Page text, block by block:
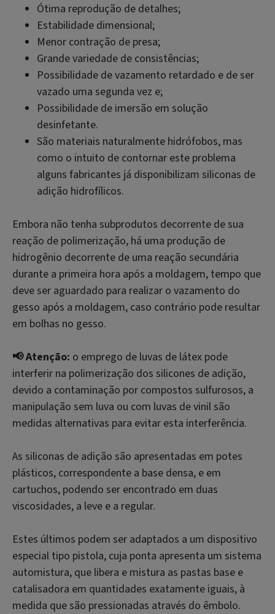
Ótima reprodução de detalhes;
Estabilidade dimensional;
Menor contração de presa;
Grande variedade de consistências;
Possibilidade de vazamento retardado e de ser
vazado uma segunda vez e;
Possibilidade de imersão em solução
desinfetante.
São materiais naturalmente hidrófobos, mas
como o intuito de contornar este problema
alguns fabricantes já disponibilizam siliconas de
adição hidrofílicos.
Embora não tenha subprodutos decorrente de sua
reação de polimerização, há uma produção de
hidrogênio decorrente de uma reação secundária
durante a primeira hora após a moldagem, tempo que
deve ser aguardado para realizar o vazamento do
gesso após a moldagem, caso contrário pode resultar
em bolhas no gesso.
📢 Atenção: o emprego de luvas de látex pode
interferir na polimerização dos silicones de adição,
devido a contaminação por compostos sulfurosos, a
manipulação sem luva ou com luvas de vinil são
medidas alternativas para evitar esta interferência.
As siliconas de adição são apresentadas em potes
plásticos, correspondente a base densa, e em
cartuchos, podendo ser encontrado em duas
viscosidades, a leve e a regular.
Estes últimos podem ser adaptados a um dispositivo
especial tipo pistola, cuja ponta apresenta um sistema
automistura, que libera e mistura as pastas base e
catalisadora em quantidades exatamente iguais, à
medida que são pressionadas através do êmbolo.